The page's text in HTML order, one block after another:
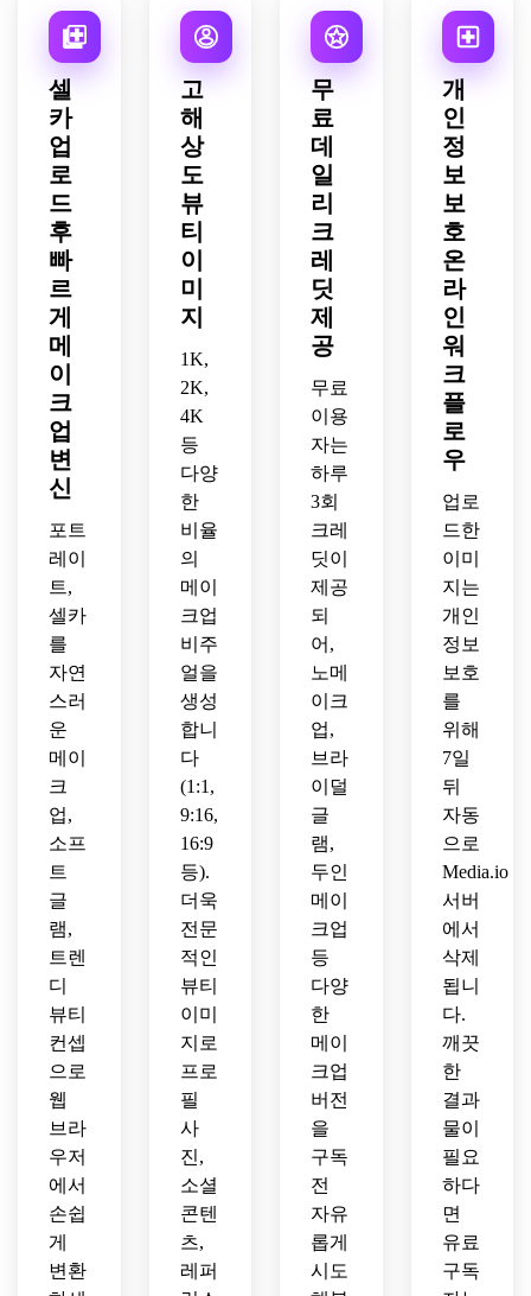
로맨
틱 소
프트
포커
스 조
명,
타임
리스
웨딩
스타
일링,
우아
하고
자연
스러
운 마
무리
의 브
라이
덜 메
업을
연출
하세
요.
밝고
한 조
한 대
비와
고해
상도
디테
일로
현실
감을
잃지
않으
면서
눈을
강조
하는
에디
토리
얼 메
이크
업으
로 변
환합
니다.
셀
카
업
로
드
후
빠
르
게
메
이
크
업
변
신
포트
레이
트,
셀카
를
자연
스러
운
메이
크
업,
소프
트
글
램,
트렌
디
뷰티
컨셉
으로
웹
브라
우저
에서
손쉽
게
변환
고
해
상
도
뷰
티
이
미
지
1K,
2K,
4K
등
다양
한
비율
의
메이
크업
비주
얼을
생성
합니
다
(1:1,
9:16,
16:9
등).
더욱
전문
적인
뷰티
이미
지로
프로
필
사
진,
소셜
콘텐
츠,
레퍼
무
료
데
일
리
크
레
딧
제
공
무료
이용
자는
하루
3회
크레
딧이
제공
되
어,
노메
이크
업,
브라
이덜
글
램,
두인
메이
크업
등
다양
한
메이
크업
버전
을
구독
전
자유
롭게
시도
개
인
정
보
보
호
온
라
인
워
크
플
로
우
업로
드한
이미
지는
개인
정보
보호
를
위해
7일
뒤
자동
으로
Media.io
서버
에서
삭제
됩니
다.
깨끗
한
결과
물이
필요
하다
면
유료
구독